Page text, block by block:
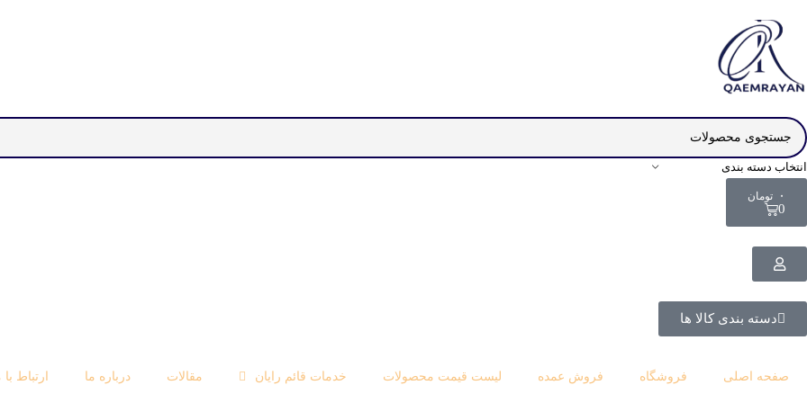
انتخاب دسته بندی
۰ تومان
0
دسته بندی کالا ها
صفحه اصلی فروشگاه فروش عمده لیست قیمت محصولات خدمات قائم رایان مقالات درباره ما ارتباط با